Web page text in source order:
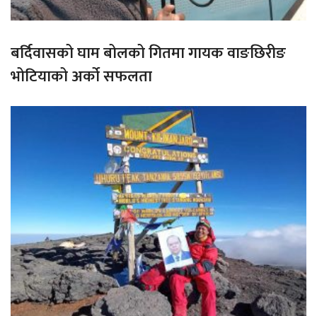
बर्दिवासको घाम बोलको गितमा गायक वाङछिरीङ
भोटियाको अर्को सफलता